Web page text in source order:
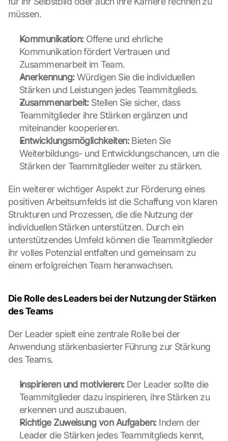
müssen.
Kommunikation: Offene und ehrliche
Kommunikation fördert Vertrauen und
Zusammenarbeit im Team.
Anerkennung: Würdigen Sie die individuellen
Stärken und Leistungen jedes Teammitglieds.
Zusammenarbeit: Stellen Sie sicher, dass
Teammitglieder ihre Stärken ergänzen und
miteinander kooperieren.
Entwicklungsmöglichkeiten: Bieten Sie
Weiterbildungs- und Entwicklungschancen, um die
Stärken der Teammitglieder weiter zu stärken.
Ein weiterer wichtiger Aspekt zur Förderung eines
positiven Arbeitsumfelds ist die Schaffung von klaren
Strukturen und Prozessen, die die Nutzung der
individuellen Stärken unterstützen. Durch ein
unterstützendes Umfeld können die Teammitglieder
ihr volles Potenzial entfalten und gemeinsam zu
einem erfolgreichen Team heranwachsen.
Die Rolle des Leaders bei der Nutzung der Stärken
des Teams
Der Leader spielt eine zentrale Rolle bei der
Anwendung stärkenbasierter Führung zur Stärkung
des Teams.
Inspirieren und motivieren: Der Leader sollte die
Teammitglieder dazu inspirieren, ihre Stärken zu
erkennen und auszubauen.
Richtige Zuweisung von Aufgaben: Indem der
Leader die Stärken jedes Teammitglieds kennt,